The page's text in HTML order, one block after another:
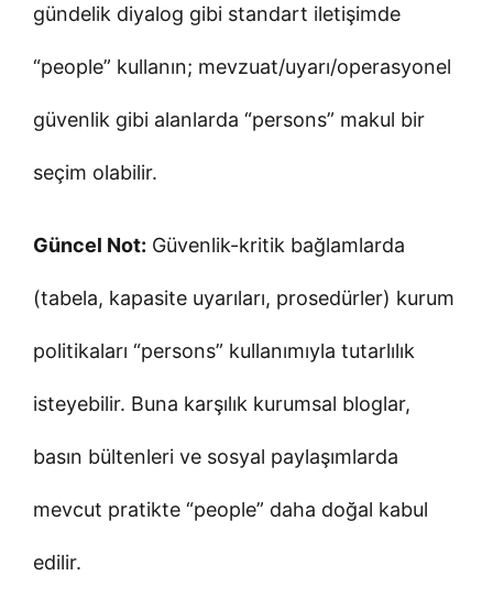
gündelik diyalog gibi standart iletişimde
“people” kullanın; mevzuat/uyarı/operasyonel
güvenlik gibi alanlarda “persons” makul bir
seçim olabilir.
Güncel Not: Güvenlik-kritik bağlamlarda
(tabela, kapasite uyarıları, prosedürler) kurum
politikaları “persons” kullanımıyla tutarlılık
isteyebilir. Buna karşılık kurumsal bloglar,
basın bültenleri ve sosyal paylaşımlarda
mevcut pratikte “people” daha doğal kabul
edilir.